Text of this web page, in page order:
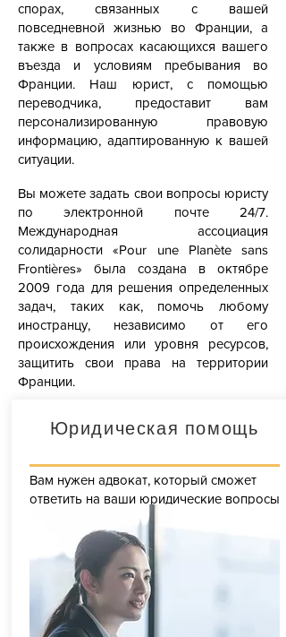
спорах, связанных с вашей
повседневной жизнью во Франции, а
также в вопросах касающихся вашего
въезда и условиям пребывания во
Франции. Наш юрист, с помощью
переводчика, предоставит вам
персонализированную правовую
информацию, адаптированную к вашей
ситуации.
Вы можете задать свои вопросы юристу
по электронной почте 24/7.
Международная ассоциация
солидарности «Pour une Planète sans
Frontières» была создана в октябре
2009 года для решения определенных
задач, таких как, помочь любому
иностранцу, независимо от его
происхождения или уровня ресурсов,
защитить свои права на территории
Франции.
Юридическая помощь
Вам нужен адвокат, который сможет
ответить на ваши юридические вопросы
понятном вам языке.
Например, у вас был отказ в выдаче
визы, у вас есть вопрос по поводу
какого-то пункта в вашем
трудовом договоре, вы столкнулись со